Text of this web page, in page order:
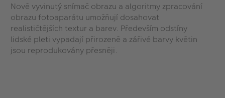
Nově vyvinutý snímač obrazu a algoritmy zpracování
obrazu fotoaparátu umožňují dosahovat
realističtějších textur a barev. Především odstíny
lidské pleti vypadají přirozeně a zářivé barvy květin
jsou reprodukovány přesněji.